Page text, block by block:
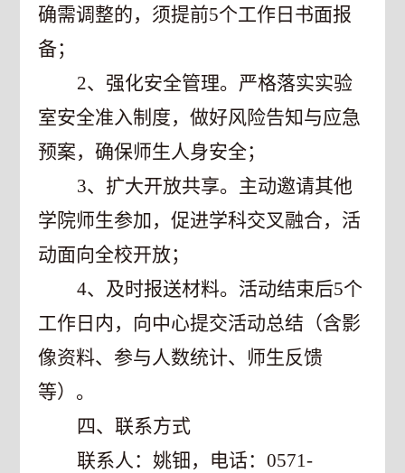
确需调整的，须提前5个工作日书面报
备；
2、强化安全管理。严格落实实验
室安全准入制度，做好风险告知与应急
预案，确保师生人身安全；
3、扩大开放共享。主动邀请其他
学院师生参加，促进学科交叉融合，活
动面向全校开放；
4、及时报送材料。活动结束后5个
工作日内，向中心提交活动总结（含影
像资料、参与人数统计、师生反馈
等）。
四、联系方式
联系人：姚钿，电话：0571-